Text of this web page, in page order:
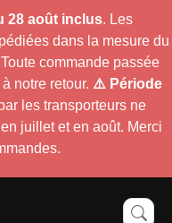
28 août inclus. Les
dans la mesure du
Toute commande passée
notre retour. ⚠️ Période
les transporteurs ne
juillet et en août. Merci